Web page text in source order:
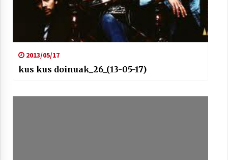
2013/05/17
kus kus doinuak_26_(13-05-17)